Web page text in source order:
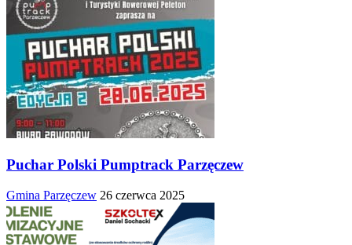
Puchar Polski Pumptrack Parzęczew
Gmina Parzęczew 26 czerwca 2025